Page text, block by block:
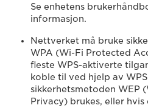
Se enhetens
informasjon.
Nettverket må bruke
WPA (Wi-Fi Protected
fleste WPS-aktiverte
koble til ved hjelp av
sikkerhetsmetoden WEP
Privacy) brukes, eller